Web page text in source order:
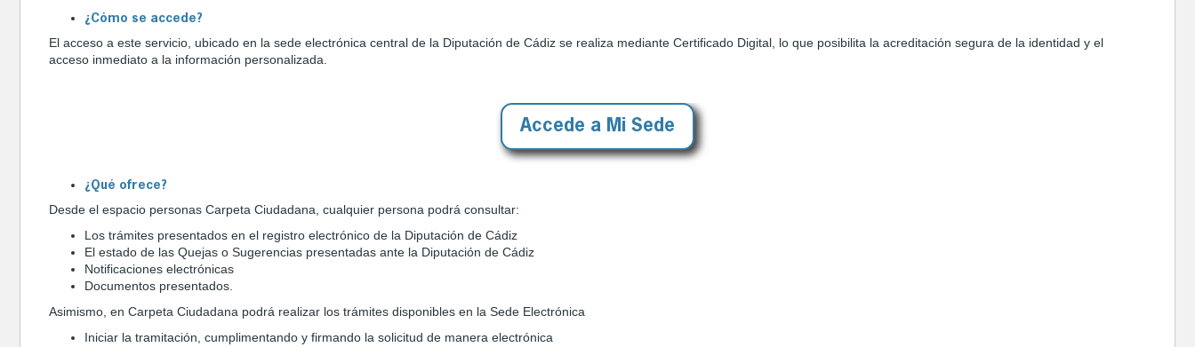
¿Cómo se accede?
El acceso a este servicio, ubicado en la sede electrónica central de la Diputación de Cádiz se realiza mediante Certificado Digital, lo que posibilita la acreditación segura de la identidad y el
acceso inmediato a la información personalizada.
Accede a Mi Sede
¿Qué ofrece?
Desde el espacio personas Carpeta Ciudadana, cualquier persona podrá consultar:
Los trámites presentados en el registro electrónico de la Diputación de Cádiz
El estado de las Quejas o Sugerencias presentadas ante la Diputación de Cádiz
Notificaciones electrónicas
Documentos presentados.
Asimismo, en Carpeta Ciudadana podrá realizar los trámites disponibles en la Sede Electrónica
Iniciar la tramitación, cumplimentando y firmando la solicitud de manera electrónica